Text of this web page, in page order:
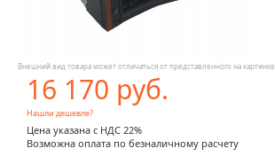
Внешний вид товара может отличаться от представленного на картинке
16 170 руб.
Нашли дешевле?
Цена указана с НДС 22%
Возможна оплата по безналичному расчету